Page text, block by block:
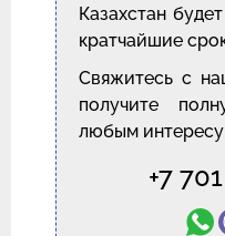
Казахстан
кратчайшие
Свяжитесь с
получите
любым
+7